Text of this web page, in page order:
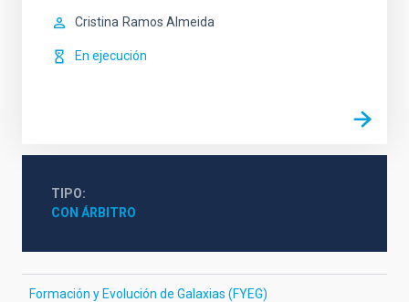
Cristina Ramos Almeida
En ejecución
TIPO
CON ÁRBITRO
Formación y Evolución de Galaxias (FYEG)